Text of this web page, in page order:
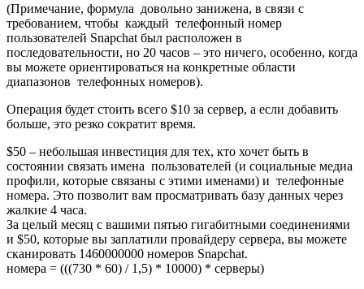
(Примечание, формула довольно занижена, в связи с
требованием, чтобы каждый телефонный номер
пользователей Snapchat был расположен в
последовательности, но 20 часов – это ничего, особенно, когда
вы можете ориентироваться на конкретные области
диапазонов телефонных номеров).
Операция будет стоить всего $10 за сервер, а если добавить
больше, это резко сократит время.
$50 – небольшая инвестиция для тех, кто хочет быть в
состоянии связать имена пользователей (и социальные медиа
профили, которые связаны с этими именами) и телефонные
номера. Это позволит вам просматривать базу данных через
жалкие 4 часа.
За целый месяц с вашими пятью гигабитными соединениями
и $50, которые вы заплатили провайдеру сервера, вы можете
сканировать 1460000000 номеров Snapchat.
номера = (((730 * 60) / 1,5) * 10000) * серверы)